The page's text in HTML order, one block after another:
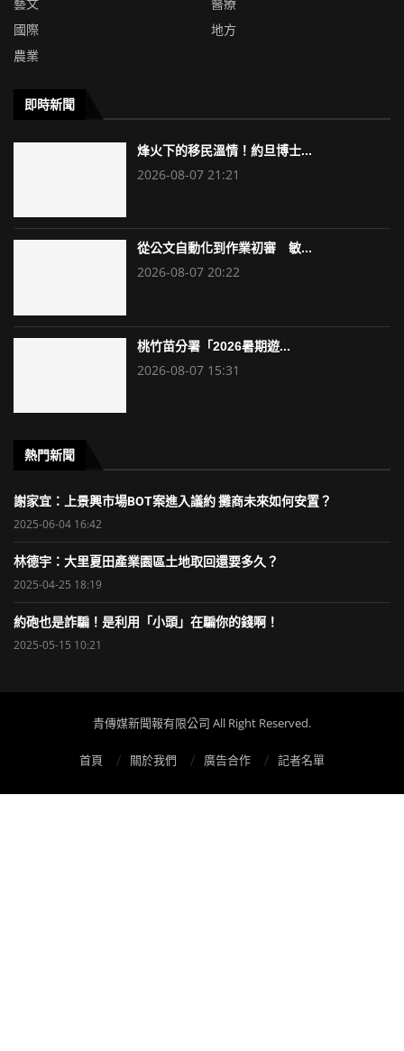
國際
地方
農業
即時新聞
烽火下的移民溫情！約旦博士...
2026-08-07 21:21
從公文自動化到作業初審 敏...
2026-08-07 20:22
桃竹苗分署「2026暑期遊...
2026-08-07 15:31
熱門新聞
謝家宜：上景興市場BOT案進入議約 攤商未來如何安置？
2025-06-04 16:42
林德宇：大里夏田產業園區土地取回還要多久？
2025-04-25 18:19
約砲也是詐騙！是利用「小頭」在騙你的錢啊！
2025-05-15 10:21
青傳媒新聞報有限公司 All Right Reserved.
首頁 關於我們 廣告合作 記者名單